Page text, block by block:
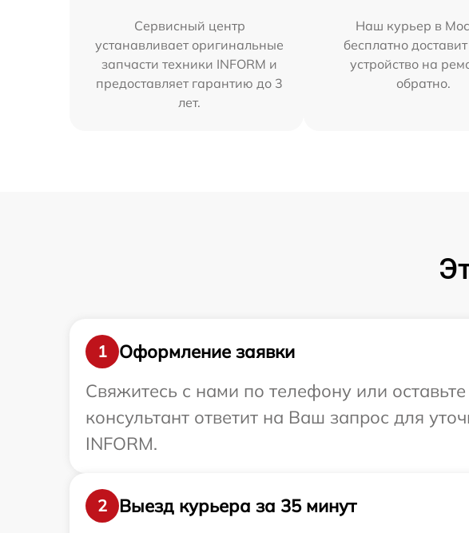
Сервисный центр
устанавливает оригинальные
запчасти техники INFORM и
предоставляет гарантию до 3
лет.
Наш курьер в
бесплатно
устройство на
обратно.
1
Оформление заявки
Свяжитесь с нами по телефону или
консультант ответит на Ваш запрос для
INFORM.
2
Выезд курьера за 35 минут